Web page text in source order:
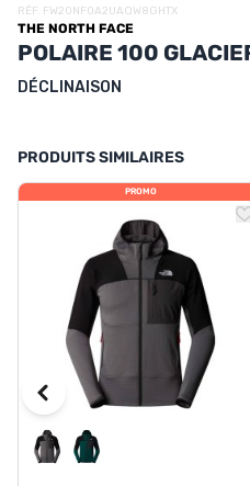
LE BLOG DES TONTONS
CONTACT
RÉF. FW20NF0A2UAQW8GHTX
THE NORTH FACE
POLAIRE 100
DÉCLINAISON
PRODUITS SIMILAIRES
PROMO